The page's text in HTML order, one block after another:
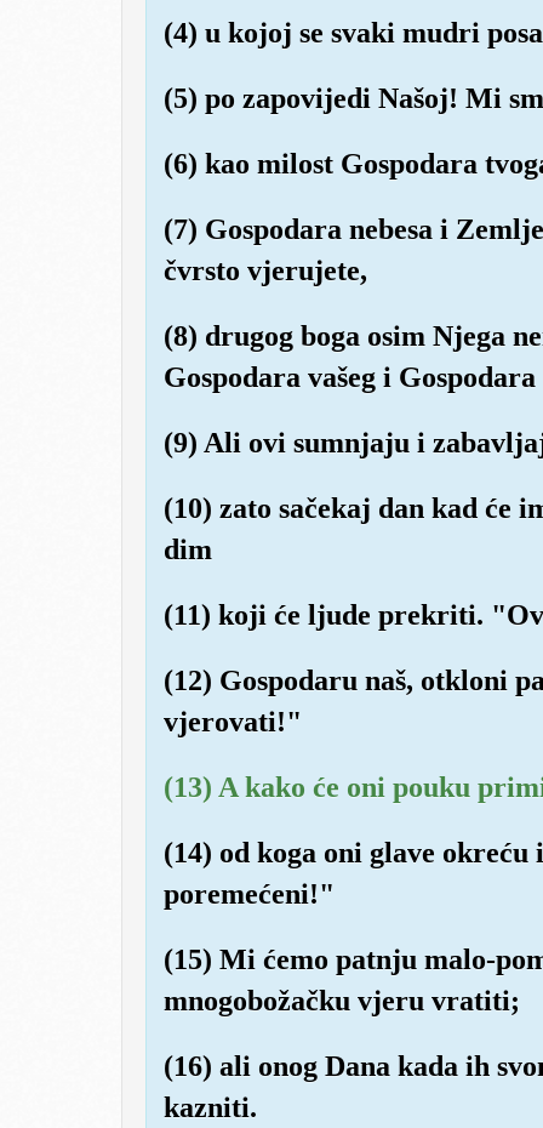
(4) u kojoj se svaki mudri
(5) po zapovijedi Našoj! Mi
(6) kao milost Gospodara
(7) Gospodara nebesa i
čvrsto vjerujete,
(8) drugog boga osim Njega
Gospodara vašeg i
(9) Ali ovi sumnjaju i
(10) zato sačekaj dan kad će
dim
(11) koji će ljude prekriti.
(12) Gospodaru naš, otkloni
vjerovati!"
(13) A kako će oni pouku
(14) od koga oni glave
poremećeni!"
(15) Mi ćemo patnju malo-
mnogobožačku vjeru vratiti;
(16) ali onog Dana kada ih
kazniti.